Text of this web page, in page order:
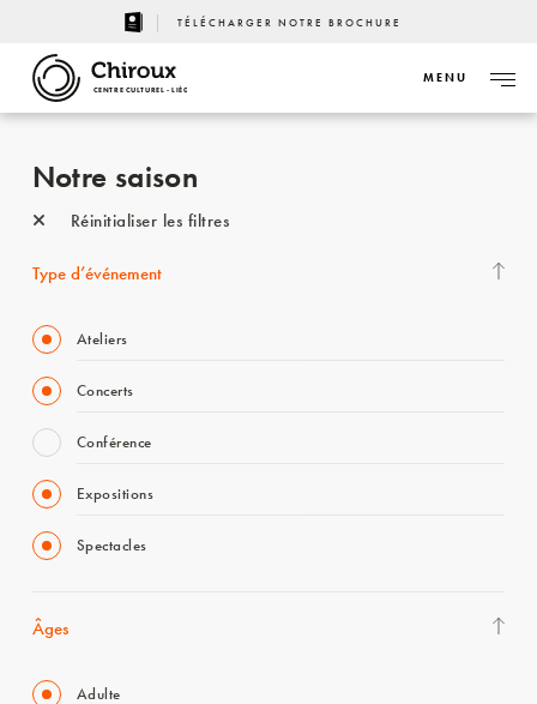
TÉLÉCHARGER NOTRE BROCHURE
CENTRE CULTUREL - LIÈGE
MENU
Notre saison
Réinitialiser les filtres
Type d’événement
Ateliers
Concerts
Conférence
Expositions
Spectacles
Âges
Adulte